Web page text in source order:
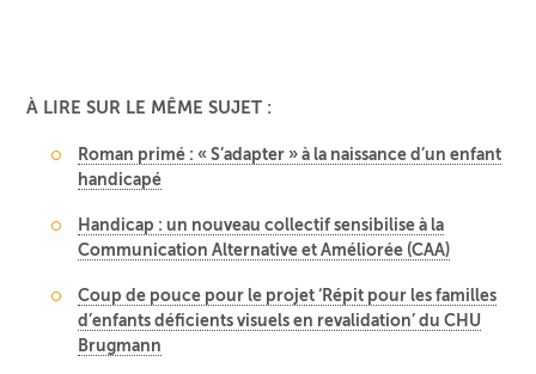
À LIRE SUR LE MÊME SUJET :
Roman primé : « S’adapter » à la naissance d’un enfant
handicapé
Handicap : un nouveau collectif sensibilise à la
Communication Alternative et Améliorée (CAA)
Coup de pouce pour le projet ‘Répit pour les familles
d’enfants déficients visuels en revalidation’ du CHU
Brugmann